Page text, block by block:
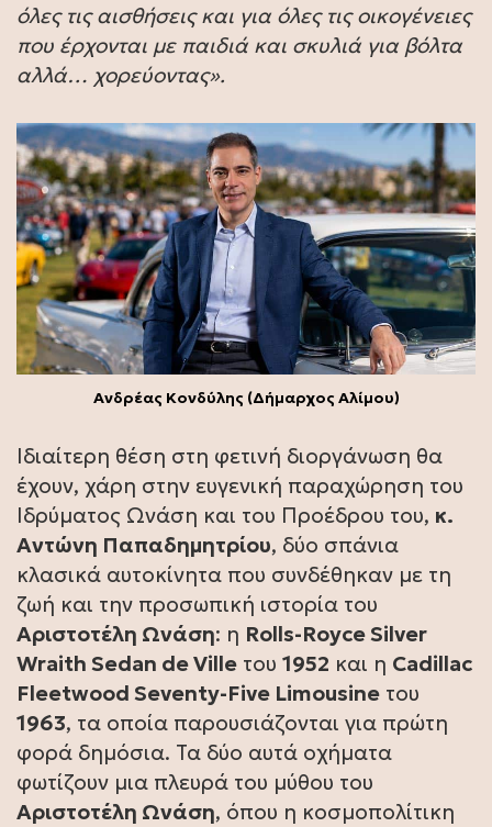
όλες τις αισθήσεις και για όλες τις οικογένειες
που έρχονται με παιδιά και σκυλιά για βόλτα
αλλά… χορεύοντας».
Ανδρέας Κονδύλης (Δήμαρχος Αλίμου)
Ιδιαίτερη θέση στη φετινή διοργάνωση θα
έχουν, χάρη στην ευγενική παραχώρηση του
Ιδρύματος Ωνάση και του Προέδρου του, κ.
Αντώνη Παπαδημητρίου, δύο σπάνια
κλασικά αυτοκίνητα που συνδέθηκαν με τη
ζωή και την προσωπική ιστορία του
Αριστοτέλη Ωνάση: η Rolls-Royce Silver
Wraith Sedan de Ville του 1952 και η Cadillac
Fleetwood Seventy-Five Limousine του
1963, τα οποία παρουσιάζονται για πρώτη
φορά δημόσια. Τα δύο αυτά οχήματα
φωτίζουν μια πλευρά του μύθου του
Αριστοτέλη Ωνάση, όπου η κοσμοπολίτικη